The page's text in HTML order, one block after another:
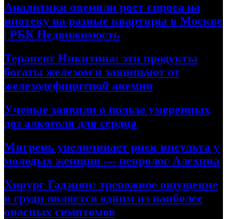
Аналитики оценили рост спроса на
ипотеку на разные квартиры в Москве
| РБК Недвижимость
Терапевт Никитина: эти продукты
богаты железом и защищают от
железодефицитной анемии
Ученые заявили о пользе умеренных
доз алкоголя для сердца
Мигрень увеличивает риск инсульта у
молодых женщин — невролог Алехина
Хирург Гадзиян: тревожное ощущение
в груди является одним из наиболее
опасных симптомов